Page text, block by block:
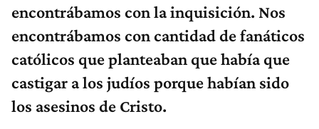
encontrábamos con la inquisición. Nos
encontrábamos con cantidad de fanáticos
católicos que planteaban que había que
castigar a los judíos porque habían sido
los asesinos de Cristo.